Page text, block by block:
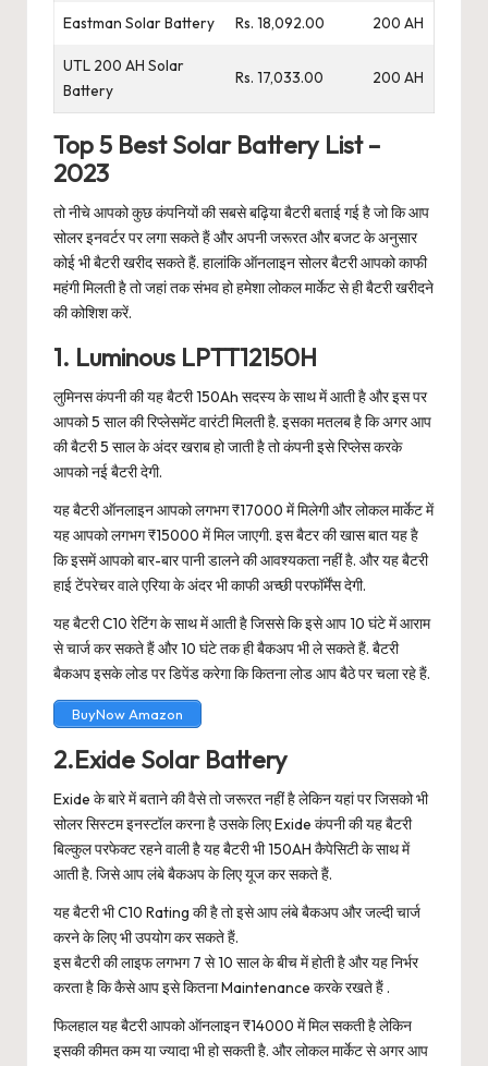
Eastman Solar Battery Rs. 18,092.00 200 AH
UTL 200 AH Solar
Battery
Rs. 17,033.00 200 AH
Top 5 Best Solar Battery List –
2023
तो नीचे आपको कुछ कंपनियों की सबसे बढ़िया बैटरी बताई गई है जो कि आप
सोलर इनवर्टर पर लगा सकते हैं और अपनी जरूरत और बजट के अनुसार
कोई भी बैटरी खरीद सकते हैं. हालांकि ऑनलाइन सोलर बैटरी आपको काफी
महंगी मिलती है तो जहां तक संभव हो हमेशा लोकल मार्केट से ही बैटरी खरीदने
की कोशिश करें.
1. Luminous LPTT12150H
लुमिनस कंपनी की यह बैटरी 150Ah सदस्य के साथ में आती है और इस पर
आपको 5 साल की रिप्लेसमेंट वारंटी मिलती है. इसका मतलब है कि अगर आप
की बैटरी 5 साल के अंदर खराब हो जाती है तो कंपनी इसे रिप्लेस करके
आपको नई बैटरी देगी.
यह बैटरी ऑनलाइन आपको लगभग ₹17000 में मिलेगी और लोकल मार्केट में
यह आपको लगभग ₹15000 में मिल जाएगी. इस बैटर की खास बात यह है
कि इसमें आपको बार-बार पानी डालने की आवश्यकता नहीं है. और यह बैटरी
हाई टेंपरेचर वाले एरिया के अंदर भी काफी अच्छी परफॉर्मेंस देगी.
यह बैटरी C10 रेटिंग के साथ में आती है जिससे कि इसे आप 10 घंटे में आराम
से चार्ज कर सकते हैं और 10 घंटे तक ही बैकअप भी ले सकते हैं. बैटरी
बैकअप इसके लोड पर डिपेंड करेगा कि कितना लोड आप बैठे पर चला रहे हैं.
BuyNow Amazon
2.Exide Solar Battery
Exide के बारे में बताने की वैसे तो जरूरत नहीं है लेकिन यहां पर जिसको भी
सोलर सिस्टम इनस्टॉल करना है उसके लिए Exide कंपनी की यह बैटरी
बिल्कुल परफेक्ट रहने वाली है यह बैटरी भी 150AH कैपेसिटी के साथ में
आती है. जिसे आप लंबे बैकअप के लिए यूज कर सकते हैं.
यह बैटरी भी C10 Rating की है तो इसे आप लंबे बैकअप और जल्दी चार्ज
करने के लिए भी उपयोग कर सकते हैं.
इस बैटरी की लाइफ लगभग 7 से 10 साल के बीच में होती है और यह निर्भर
करता है कि कैसे आप इसे कितना Maintenance करके रखते हैं .
फिलहाल यह बैटरी आपको ऑनलाइन ₹14000 में मिल सकती है लेकिन
इसकी कीमत कम या ज्यादा भी हो सकती है. और लोकल मार्केट से अगर आप